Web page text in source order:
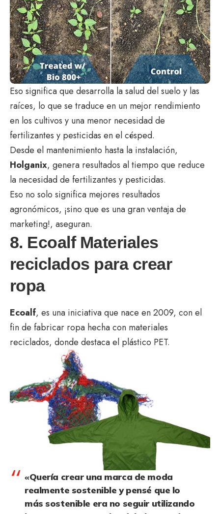
Eso significa que desarrolla la salud del suelo y las
raíces, lo que se traduce en un mejor rendimiento
en los cultivos y una menor necesidad de
fertilizantes y pesticidas en el césped.
Desde el mantenimiento hasta la instalación,
Holganix, genera resultados al tiempo que reduce
la necesidad de fertilizantes y pesticidas.
Eso no solo significa mejores resultados
agronómicos, ¡sino que es una gran ventaja de
marketing!, aseguran.
8. Ecoalf Materiales
reciclados para crear
ropa
Ecoalf, es una iniciativa que nace en 2009, con el
fin de fabricar ropa hecha con materiales
reciclados, donde destaca el plástico PET.
«Quería crear una marca de moda
realmente sostenible y pensé que lo
más sostenible era no seguir utilizando